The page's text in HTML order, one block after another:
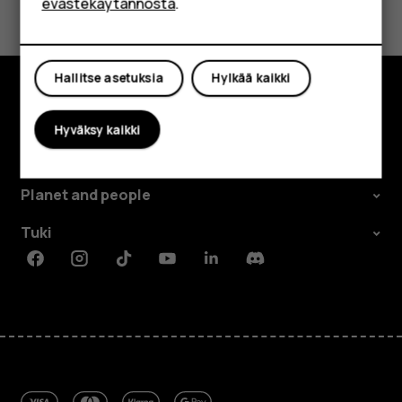
Shop
Tutustu
Tietoa meistä
Planet and people
Tuki
FacebookInstagramTiktokYoutubeLinkedinDiscord
Hylkää kaikki
Hallitse asetuksia
Hyväksy kaikki